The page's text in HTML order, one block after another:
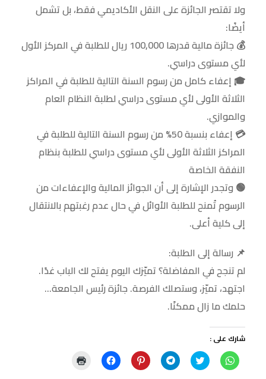
ولا تقتصر الجائزة على النقل الأكاديمي فقط، بل تشمل
أيضًا:
💰 جائزة مالية قدرها 100,000 ريال للطلبة في المركز الأول
لأي مستوى دراسي.
🎓 إعفاء كامل من رسوم السنة التالية للطلبة في المراكز
الثلاثة الأولى لأي مستوى دراسي لطلبة النظام العام
والموازي.
💳 إعفاء بنسبة 50% من رسوم السنة التالية للطلبة في
المراكز الثلاثة الأولى لأي مستوى دراسي للطلبة بنظام
النفقة الخاصة
🟢 وتجدر الإشارة إلى أن الجوائز المالية والإعفاءات من
الرسوم تُمنح للطلبة الأوائل في حال عدم رغبتهم بالانتقال
إلى كلية أعلى.
📌 رسالة إلى الطلبة:
لم تنجح في المفاضلة؟ تميّزك اليوم يفتح لك الباب غدًا.
اجتهد، تميّز، وستصلك الفرصة. جائزة رئيس الجامعة…
حلمك ما زال ممكنًا.
شارك على :
ا
ن
ا
ض
ا
ن
ا
ض
ا
ن